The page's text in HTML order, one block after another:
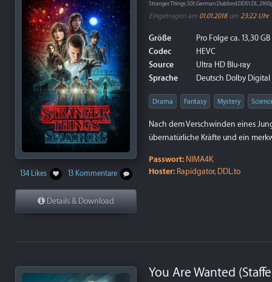
134 Likes 13 Kommentare
Details & Download
Eingetragen am 01.01.2018um 23:22 Uhr
Größe
Pro Folge ca. 13,30 GB
Codec
HEVC
Source
Ultra HD Blu-ray
Sprache
Deutsch Dolby Digital
Drama Fantasy Mystery
Nach dem Verschwinden eines
übernatürliche Kräfte und ein
Passwort: NIMA4K
Hoster: Rapidgator, DDL.to
You Are Wanted